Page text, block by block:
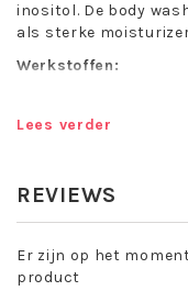
inositol. De body
als sterke
Werkstoffen:
+ Jojoba olie
geweldige
grove porien,
en vrije
barrièrefunctie
Lees verder
REVIEWS
Er zijn op het
product